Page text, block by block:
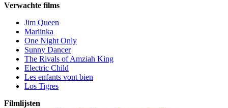
Verwachte films
Jim Queen
Mariinka
One Night Only
Sunny Dancer
The Rivals of Amziah King
Electric Child
Les enfants vont bien
Los Tigres
Filmlijsten